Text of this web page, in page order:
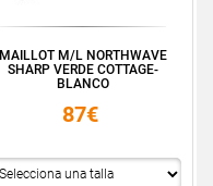
MAILLOT M/L NORTHWAVE
SHARP VERDE COTTAGE-
BLANCO
87€